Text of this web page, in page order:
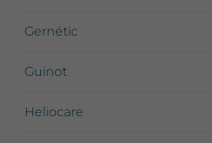
Gernétic
Guinot
Heliocare